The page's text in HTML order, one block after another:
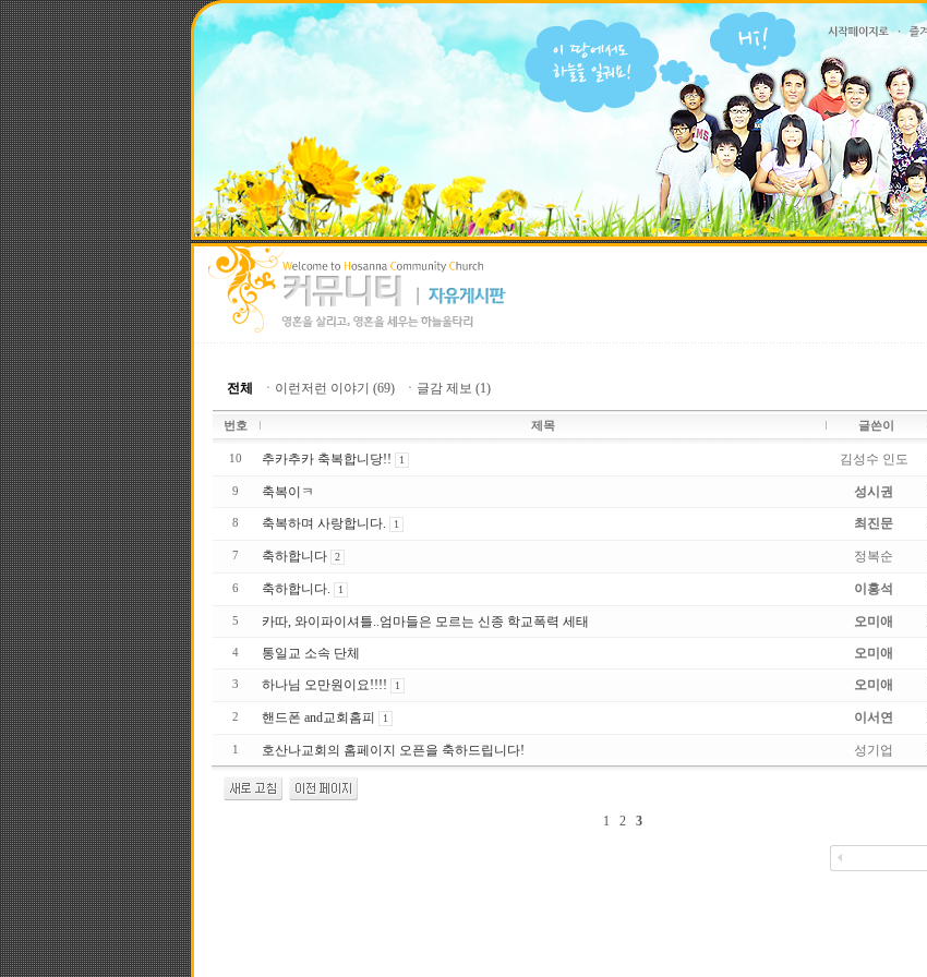
전체 ㆍ 이런저런 이야기 (69) ㆍ 글감 제보 (1)
번호 제목 글쓴이
10 추카추카 축복합니당!! 1 김성수 인도
9 축복이ㅋ 성시권
8 축복하며 사랑합니다. 1 최진문
7 축하합니다 2 정복순
6 축하합니다. 1 이홍석
5 카따, 와이파이셔틀..엄마들은 모르는 신종 학교폭력 세태 오미애
4 통일교 소속 단체 오미애
3 하나님 오만원이요!!!! 1 오미애
2 핸드폰 and교회홈피 1 이서연
1 호산나교회의 홈페이지 오픈을 축하드립니다! 성기업
1 2 3